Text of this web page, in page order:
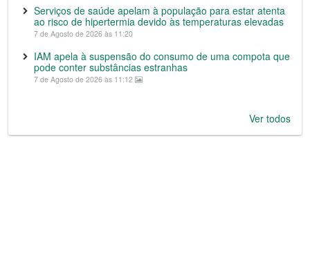
Serviços de saúde apelam à população para estar atenta
ao risco de hipertermia devido às temperaturas elevadas
7 de Agosto de 2026 às 11:20
IAM apela à suspensão do consumo de uma compota que
pode conter substâncias estranhas
7 de Agosto de 2026 às 11:12
Ver todos